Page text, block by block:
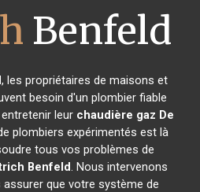
Benfeld
, les propriétaires de maisons et
besoin d'un plombier fiable
leur chaudière gaz De
plombiers expérimentés est là
tous vos problèmes de
Benfeld. Nous intervenons
que votre système de